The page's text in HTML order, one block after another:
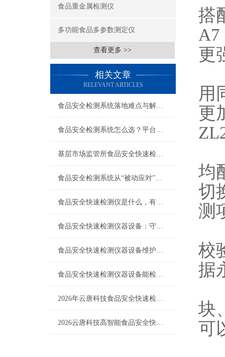
食品重金属检测仪
多功能食品多参数测定仪
查看更多 >>
相关文章
RELEVANT ARTICLES
食品安全检测系统落地难点与解决思路，过来人的实战经验
食品安全检测系统怎么选？平台化、数据化、智能化三个方向
基层市场监管所食品安全快速检测仪哪个牌子好？2026年品牌测评与选购指南
食品安全检测系统从“被动应对”到“主动防控”的智慧升级
食品安全快速检测仪是什么，有什么作用？
食品安全快速检测仪器设备：守护“舌尖安全”的技术哨兵
食品安全快速检测仪器设备维护与校准，影响结果准确性的关键一步
食品安全快速检测仪器设备能检什么？一张表说清适用范围
2026年云唐科技食品安全快速检测仪器与三大主流品牌综合排名横向对比
2026云唐科技高智能食品安全快速检测仪与三大主流品牌横向对比
搭
A7
更
用
更
均
切
测
校
据
块
可